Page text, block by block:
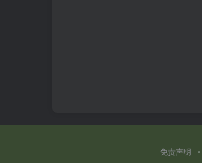
免责声明